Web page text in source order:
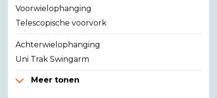
Voorwielophanging
Telescopische voorvork
Achterwielophanging
Uni Trak Swingarm
Meer tonen